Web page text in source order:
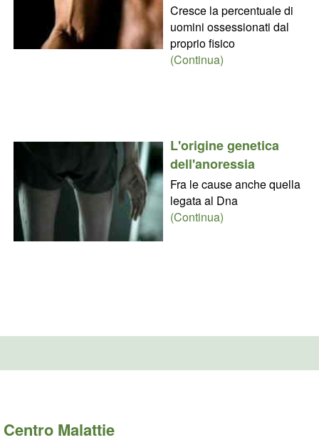
Cresce la percentuale di
uomini ossessionati dal
proprio fisico
(Continua)
L'origine genetica
dell'anoressia
Fra le cause anche quella
legata al Dna
(Continua)
Centro Malattie